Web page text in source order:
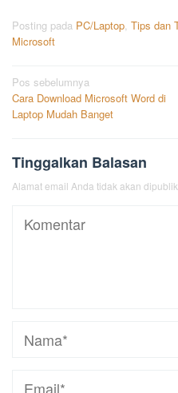
Posting pada PC/Laptop, Tips dan
Microsoft
Navigasi
pos
Pos sebelumnya
Cara Download Microsoft Word di
Laptop Mudah Banget
Tinggalkan Balasan
Alamat email Anda tidak akan